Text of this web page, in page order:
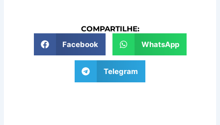
COMPARTILHE:
Facebook WhatsApp
Telegram